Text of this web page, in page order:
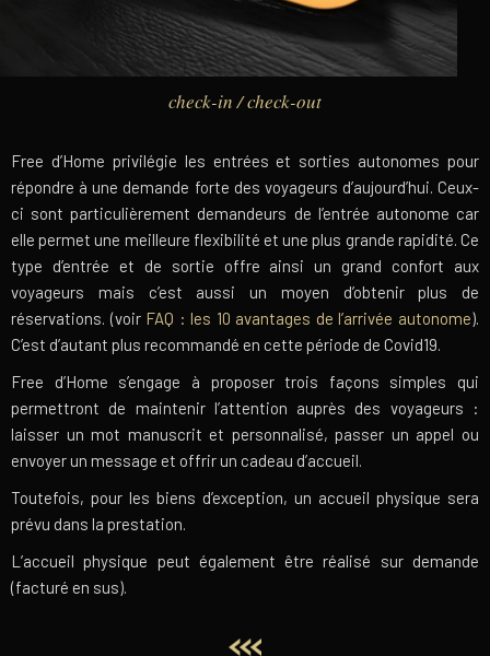
check-in / check-out
Free d’Home privilégie les entrées et sorties autonomes pour
répondre à une demande forte des voyageurs d’aujourd’hui. Ceux-
ci sont particulièrement demandeurs de l’entrée autonome car
elle permet une meilleure flexibilité et une plus grande rapidité. Ce
type d’entrée et de sortie offre ainsi un grand confort aux
voyageurs mais c’est aussi un moyen d’obtenir plus de
réservations. (voir FAQ : les 10 avantages de l’arrivée autonome).
C’est d’autant plus recommandé en cette période de Covid19.
Free d’Home s’engage à proposer trois façons simples qui
permettront de maintenir l’attention auprès des voyageurs :
laisser un mot manuscrit et personnalisé, passer un appel ou
envoyer un message et offrir un cadeau d’accueil.
Toutefois, pour les biens d’exception, un accueil physique sera
prévu dans la prestation.
L’accueil physique peut également être réalisé sur demande
(facturé en sus).